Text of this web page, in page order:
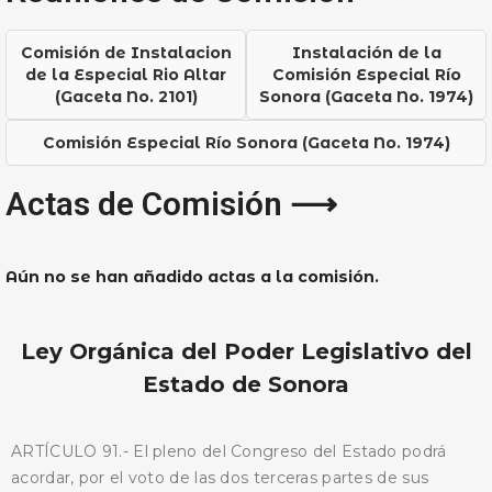
Comisión de Instalacion
de la Especial Rio Altar
(Gaceta No. 2101)
Instalación de la
Comisión Especial Río
Sonora (Gaceta No. 1974)
Comisión Especial Río Sonora (Gaceta No. 1974)
Actas de Comisión ⟶
Aún no se han añadido actas a la comisión.
Ley Orgánica del Poder Legislativo del
Estado de Sonora
ARTÍCULO 91.- El pleno del Congreso del Estado podrá
acordar, por el voto de las dos terceras partes de sus